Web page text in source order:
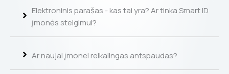
Elektroninis parašas - kas tai yra? Ar tinka Smart ID
įmonės steigimui?
Ar naujai įmonei reikalingas antspaudas?